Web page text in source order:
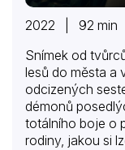
2022 | 92 min
Snímek od
lesů do města a
odcizených
démonů
totálního boje o
rodiny, jakou si